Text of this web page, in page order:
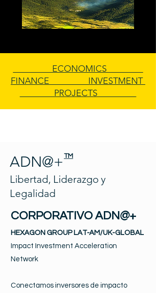
ECONOMICS
FINANCE INVESTMENT
PROJECTS
ADN@+ TM
Libertad, Liderazgo y
Legalidad
CORPORATIVO ADN@+
HEXAGON GROUP LAT-AM/UK-GLOBAL
Impact Investment Acceleration
Network
Conectamos inversores de impacto